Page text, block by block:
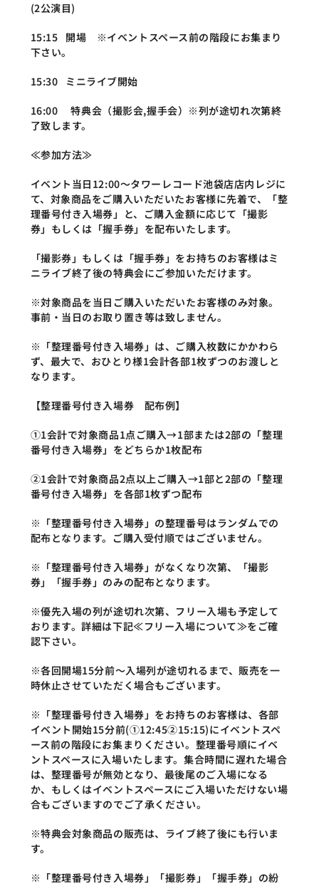
(2公演目)
15:15   開場　※イベントスペース前の階段にお集まり
下さい。
15:30   ミニライブ開始
16:00 　特典会（撮影会,握手会）※列が途切れ次第終
了致します。
≪参加方法≫
イベント当日12:00～タワーレコード池袋店店内レジに
て、対象商品をご購入いただいたお客様に先着で、「整
理番号付き入場券」と、ご購入金額に応じて「撮影
券」もしくは「握手券」を配布いたします。
「撮影券」もしくは「握手券」をお持ちのお客様はミ
ニライブ終了後の特典会にご参加いただけます。
※対象商品を当日ご購入いただいたお客様のみ対象。
事前・当日のお取り置き等は致しません。
※「整理番号付き入場券」は、ご購入枚数にかかわら
ず、最大で、おひとり様1会計各部1枚ずつのお渡しと
なります。
【整理番号付き入場券　配布例】
①1会計で対象商品1点ご購入→1部または2部の「整理
番号付き入場券」をどちらか1枚配布
②1会計で対象商品2点以上ご購入→1部と2部の「整理
番号付き入場券」を各部1枚ずつ配布
※「整理番号付き入場券」の整理番号はランダムでの
配布となります。ご購入受付順ではございません。
※「整理番号付き入場券」がなくなり次第、「撮影
券」「握手券」のみの配布となります。
※優先入場の列が途切れ次第、フリー入場も予定して
おります。詳細は下記≪フリー入場について≫をご確
認下さい。
※各回開場15分前～入場列が途切れるまで、販売を一
時休止させていただく場合もございます。
※「整理番号付き入場券」をお持ちのお客様は、各部
イベント開始15分前(①12:45②15:15)にイベントスペ
ース前の階段にお集まりください。整理番号順にイベ
ントスペースに入場いたします。集合時間に遅れた場合
は、整理番号が無効となり、最後尾のご入場になる
か、もしくはイベントスペースにご入場いただけない場
合もございますのでご了承ください。
※特典会対象商品の販売は、ライブ終了後にも行いま
す。
※「整理番号付き入場券」「撮影券」「握手券」の紛